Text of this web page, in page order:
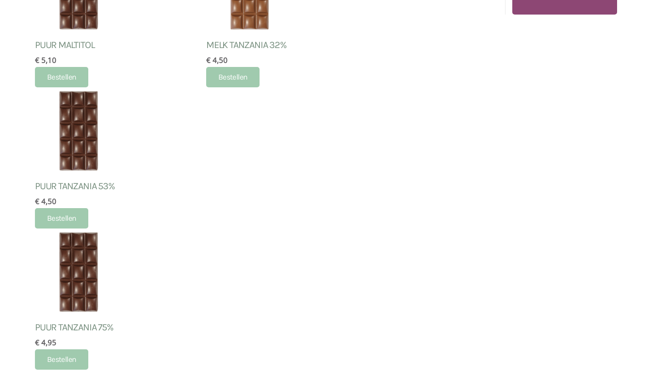
PUUR MALTITOL
€ 5,10
Bestellen
MELK TANZANIA 32%
€ 4,50
Bestellen
PUUR TANZANIA 53%
€ 4,50
Bestellen
PUUR TANZANIA 75%
€ 4,95
Bestellen